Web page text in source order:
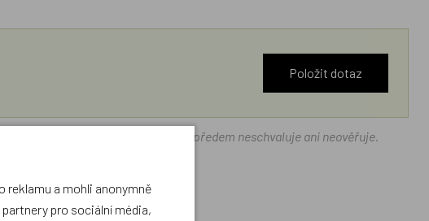
Položit dotaz
shopu Dráček.cz texty zákazníků předem neschvaluje ani neověřuje.
zeptá!
reklamu a mohli anonymně
pro sociální média,